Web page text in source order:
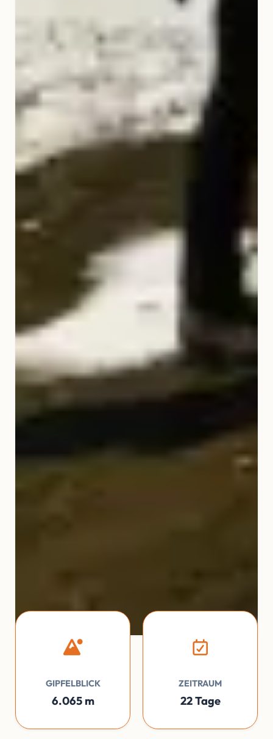
GIPFELBLICK
6.065 m
ZEITRAUM
22 Tage